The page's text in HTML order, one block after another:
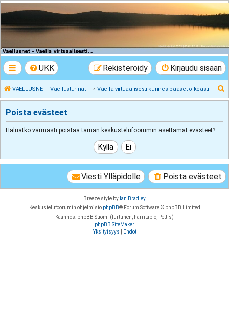
VAELLUSNET -
Vaellusturinat II
UKK Kirjaudu sisään
Rekisteröidy
VAELLUSNET - Vaellusturinat II Vaella virtuaalisesti kunnes pääset oikeasti
t
Poista evästeet
Haluatko varmasti poistaa tämän keskustelufoorumin asettamat evästeet?
Poista evästeet
Viesti Ylläpidolle
Breeze style by Ian Bradley
Keskustelufoorumin ohjelmisto phpBB® Forum Software © phpBB Limited
Käännös: phpBB Suomi (lurttinen, harritapio, Pettis)
phpBB SiteMaker
Yksityisyys
Ehdot